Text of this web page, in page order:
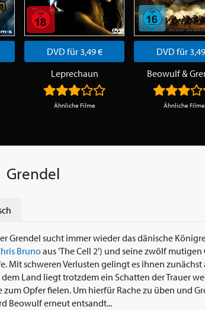
DVD für 3,49 €
Leprechaun
Ähnliche Filme
DVD für
Beowulf &
Ähnliche Filme
Grendel
Grendel sucht immer wieder das dänische
Brunoaus 'The Cell 2') und seine zwölf
Mit schweren Verlusten gelingt es ihnen zunächst
Land liegt trotzdem ein Schatten der Trauer
zum Opfer fielen. Um hierfür Rache zu üben und
Beowulf erneut entsandt...